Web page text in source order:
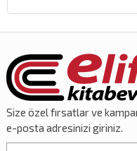
Size özelfırsatlarve
e-posta adresinizi giriniz.